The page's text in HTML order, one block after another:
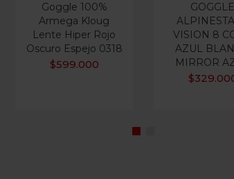
Goggle 100%
Armega Kloug
Lente Hiper Rojo
Oscuro Espejo 0318
$599.000
GOGGLE
VISION 8
AZUL
MIRROR
$